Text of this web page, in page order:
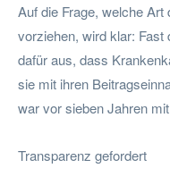
Auf die Frage, welche
vorziehen, wird klar:
dafür aus, dass
sie mit ihren
war vor sieben Jahren
Transparenz gefordert